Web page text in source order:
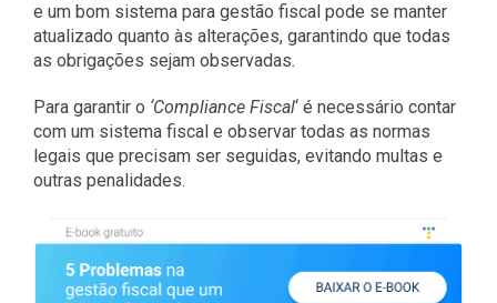
e um bom sistema para gestão fiscal pode se manter
atualizado quanto às alterações, garantindo que todas
as obrigações sejam observadas.
Para garantir o ‘Compliance Fiscal‘ é necessário contar
com um sistema fiscal e observar todas as normas
legais que precisam ser seguidas, evitando multas e
outras penalidades.